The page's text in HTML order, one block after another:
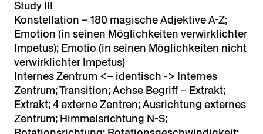
Study III
Konstellation – 180 magische Adjektive A-Z;
Emotion (in seinen Möglichkeiten verwirklichter
Impetus); Emotio (in seinen Möglichkeiten nicht
verwirklichter Impetus)
Internes Zentrum <– identisch -> Internes
Zentrum; Transition; Achse Begriff – Extrakt;
Extrakt; 4 externe Zentren; Ausrichtung externes
Zentrum; Himmelsrichtung N-S;